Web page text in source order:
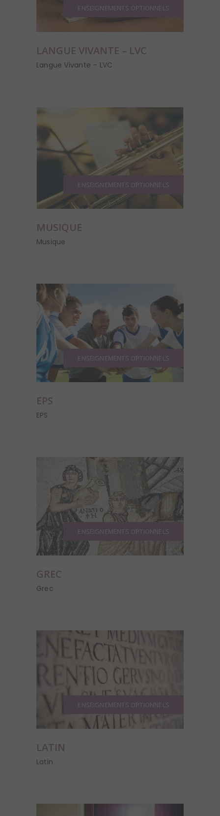
ENSEIGNEMENTS OPTIONNELS
LANGUE VIVANTE – LVC
Langue Vivante – LVC
ENSEIGNEMENTS OPTIONNELS
MUSIQUE
Musique
ENSEIGNEMENTS OPTIONNELS
EPS
EPS
ENSEIGNEMENTS OPTIONNELS
GREC
Grec
ENSEIGNEMENTS OPTIONNELS
LATIN
Latin